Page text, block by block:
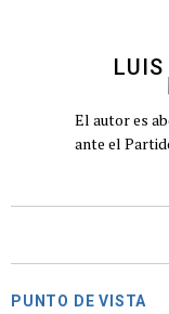
LUIS
El autor es
ante el
PUNTO DE VISTA